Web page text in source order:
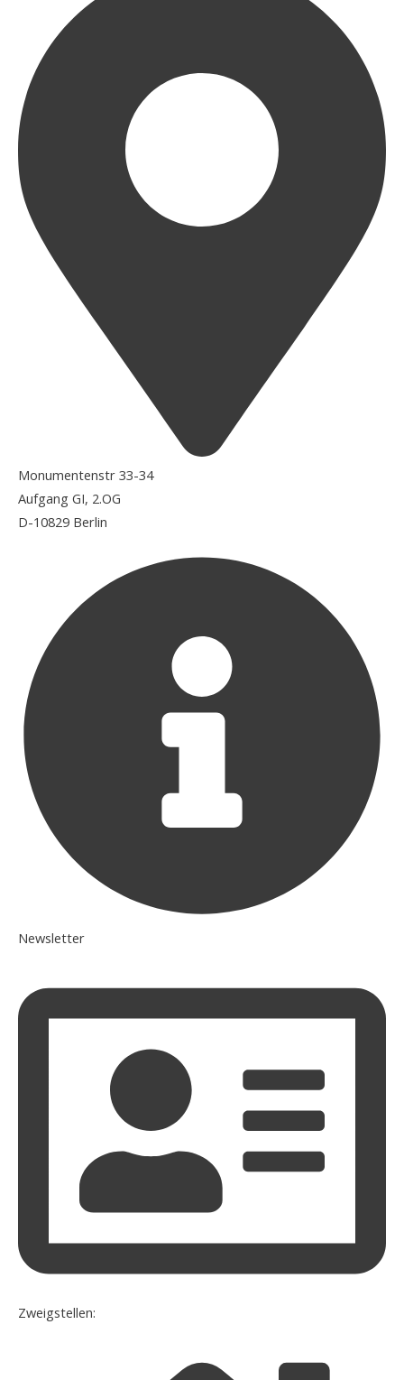
Monumentenstr 33-34
Aufgang GI, 2.OG
D-10829 Berlin
Newsletter
Zweigstellen: